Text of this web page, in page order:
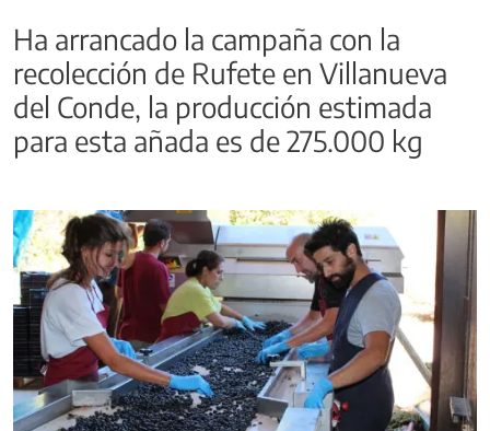
Ha arrancado la campaña con la
recolección de Rufete en Villanueva
del Conde, la producción estimada
para esta añada es de 275.000 kg